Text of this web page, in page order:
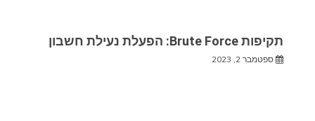
תקיפות Brute Force: הפעלת נעילת חשבון
ספטמבר 2, 2023